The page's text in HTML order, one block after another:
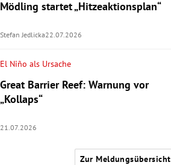
Mödling startet „Hitzeaktionsplan“
Stefan Jedlicka22.07.2026
El Niño als Ursache
Great Barrier Reef: Warnung vor
„Kollaps“
21.07.2026
Zur Meldungsübersicht